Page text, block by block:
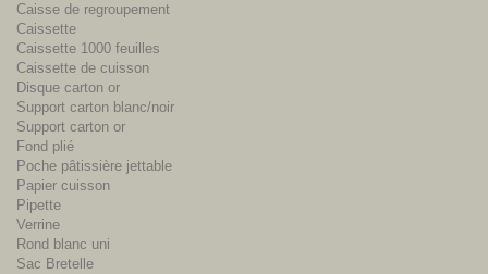
Caisse de regroupement
Caissette
Caissette 1000 feuilles
Caissette de cuisson
Disque carton or
Support carton blanc/noir
Support carton or
Fond plié
Poche pâtissière jettable
Papier cuisson
Pipette
Verrine
Rond blanc uni
Sac Bretelle